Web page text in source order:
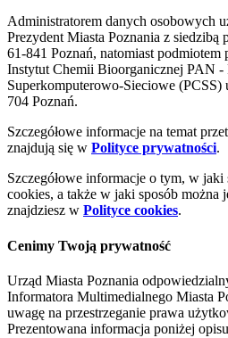
Administratorem danych osobowych
Prezydent Miasta Poznania z
61-841 Poznań, natomiast podmiotem
Instytut Chemii Bioorganicznej PAN -
Superkomputerowo-Sieciowe
704 Poznań.
Szczegółowe informacje na temat
znajdują się w Polityce prywatności.
Szczegółowe informacje o tym, w
cookies, a także w jaki sposób można
znajdziesz w Polityce cookies.
Cenimy Twoją prywatność
Urząd Miasta Poznania
Informatora Multimedialnego Miasta
uwagę na przestrzeganie prawa
Prezentowana informacja poniżej